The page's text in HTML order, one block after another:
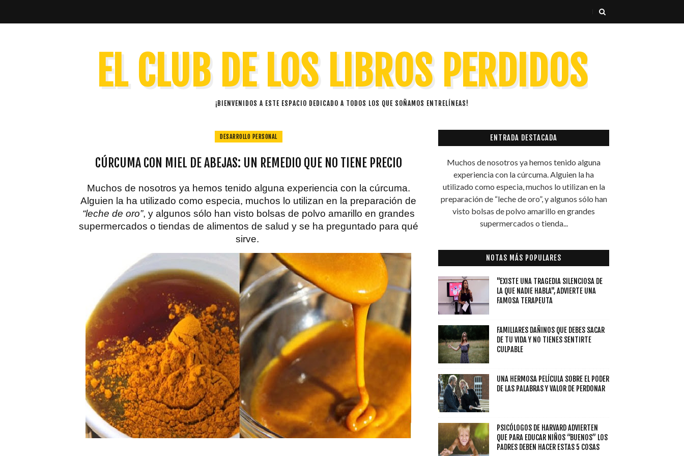
EL CLUB DE LOS LIBROS PERDIDOS
¡BIENVENIDOS A ESTE ESPACIO DEDICADO A TODOS LOS QUE SOÑAMOS ENTRELÍNEAS!
DESARROLLO PERSONAL
CÚRCUMA CON MIEL DE ABEJAS: UN REMEDIO QUE NO TIENE PRECIO
Muchos de nosotros ya hemos tenido alguna experiencia con la cúrcuma.
Alguien la ha utilizado como especia, muchos lo utilizan en la preparación de
“leche de oro”, y algunos sólo han visto bolsas de polvo amarillo en grandes
supermercados o tiendas de alimentos de salud y se ha preguntado para qué
sirve.
ENTRADA DESTACADA
Muchos de nosotros ya hemos tenido alguna
experiencia con la cúrcuma. Alguien la ha
utilizado como especia, muchos lo utilizan en la
preparación de “leche de oro”, y algunos sólo han
visto bolsas de polvo amarillo en grandes
supermercados o tienda...
NOTAS MÁS POPULARES
"EXISTE UNA TRAGEDIA SILENCIOSA DE
LA QUE NADIE HABLA", ADVIERTE UNA
FAMOSA TERAPEUTA
FAMILIARES DAÑINOS QUE DEBES SACAR
DE TU VIDA Y NO TIENES SENTIRTE
CULPABLE
UNA HERMOSA PELÍCULA SOBRE EL PODER
DE LAS PALABRAS Y VALOR DE PERDONAR
PSICÓLOGOS DE HARVARD ADVIERTEN
QUE PARA EDUCAR NIÑOS “BUENOS” LOS
PADRES DEBEN HACER ESTAS 5 COSAS